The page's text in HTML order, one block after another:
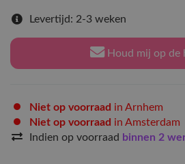
Levertijd: 2-3 weken
Houd mij op de
Niet op voorraad in Arnhem
Niet op voorraad in Amsterdam
Indien op voorraad binnen 2